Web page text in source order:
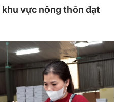
vực nông thôn đạt